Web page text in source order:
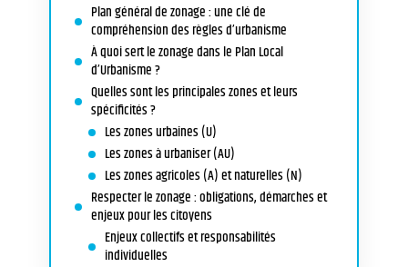
Plan général de zonage : une clé de
compréhension des règles d’urbanisme
À quoi sert le zonage dans le Plan Local
d’Urbanisme ?
Quelles sont les principales zones et leurs
spécificités ?
Les zones urbaines (U)
Les zones à urbaniser (AU)
Les zones agricoles (A) et naturelles (N)
Respecter le zonage : obligations, démarches et
enjeux pour les citoyens
Enjeux collectifs et responsabilités
individuelles